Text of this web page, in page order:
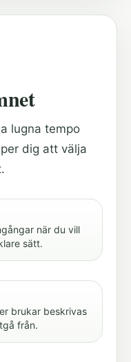
lugna tempo
dig att välja
när du vill
sätt.
brukar beskrivas
från.